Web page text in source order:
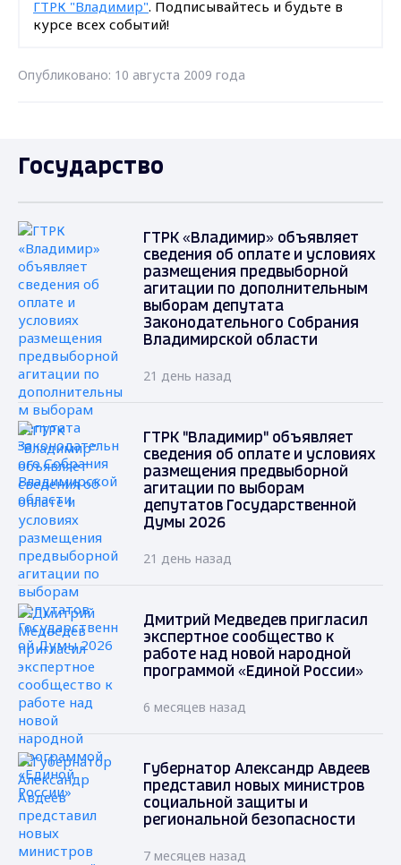
ГТРК "Владимир". Подписывайтесь и будьте в
курсе всех событий!
Опубликовано: 10 августа 2009 года
Государство
ГТРК «Владимир» объявляет
сведения об оплате и условиях
размещения предвыборной
агитации по дополнительным
выборам депутата
Законодательного Собрания
Владимирской области
21 день назад
ГТРК "Владимир" объявляет
сведения об оплате и условиях
размещения предвыборной
агитации по выборам
депутатов Государственной
Думы 2026
21 день назад
Дмитрий Медведев пригласил
экспертное сообщество к
работе над новой народной
программой «Единой России»
6 месяцев назад
Губернатор Александр Авдеев
представил новых министров
социальной защиты и
региональной безопасности
7 месяцев назад